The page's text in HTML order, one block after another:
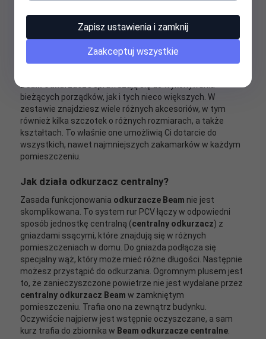
Odkurzacze centralne Beamto prawdziwi pogromcy
kurzu i zanieczyszczeń! Dzięki temu urządzeniu będziesz
mógł całkowicie wyeliminować uciążliwą cyrkulację
zużytego powietrza w zamkniętych pomieszczeniach.
Beam odkurzaczesprawdzają się do wykonywania
bieżących porządków, jak i tych nieco większych. W
zestawie znajdziesz wiele różnych akcesoriów, w tym
również kilka szczotek o różnych rozmiarach, a także
kształtach. To właśnie one umożliwią Ci dotarcie do
wszystkich, nawet najmniejszych zakamarków w każdym
pomieszczeniu.
Jak działa odkurzacz centralny?
Zasada funkcjonowania odkurzacze Beam nie jest
skomplikowana. To system rur PCV łączy w odpowiedni
sposób jednostkę centralną (centralny odkurzacz) z
gniazdami ssącymi, które znajdują się w różnych
pomieszczeniach w domu. Do gniazda podłącza się
specjalny wąż, który może mieć różne długości. Następnie
możesz przystąpić do odkurzania. Ogromnym plusem jest
to, że zanieczyszczone powietrze nie jest wydalane przez
centralny odkurzacz Beam w zamkniętym
pomieszczeniu. Trafia ono na zewnątrz budynku.
Oczywiście najpierw jest wstępnie oczyszczane, a sam
kurz trafia do zbiornika w Beam odkurzacze centralne
Zapisz ustawienia i zamknij
Zaakceptuj wszystkie